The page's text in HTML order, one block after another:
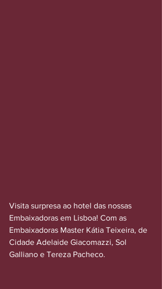
Visita surpresa ao hotel das nossas
Embaixadoras em Lisboa! Com as
Embaixadoras Master Kátia Teixeira, de
Cidade Adelaide Giacomazzi, Sol
Galliano e Tereza Pacheco.